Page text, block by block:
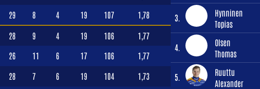
29 8 4 19 107 1,78
28 9 4 19 106 1,77
26 11 6 17 106 1,77
28 7 6 19 104 1,73
3.
Hynninen
Topias
4.
Olsen
Thomas
5.
Ruuttu
Alexander